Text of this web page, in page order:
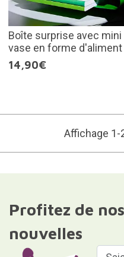
Boîte surprise avec mini
vase en forme d'aliment
14,90€
Affichage 1-
Profitez de
nouvelles